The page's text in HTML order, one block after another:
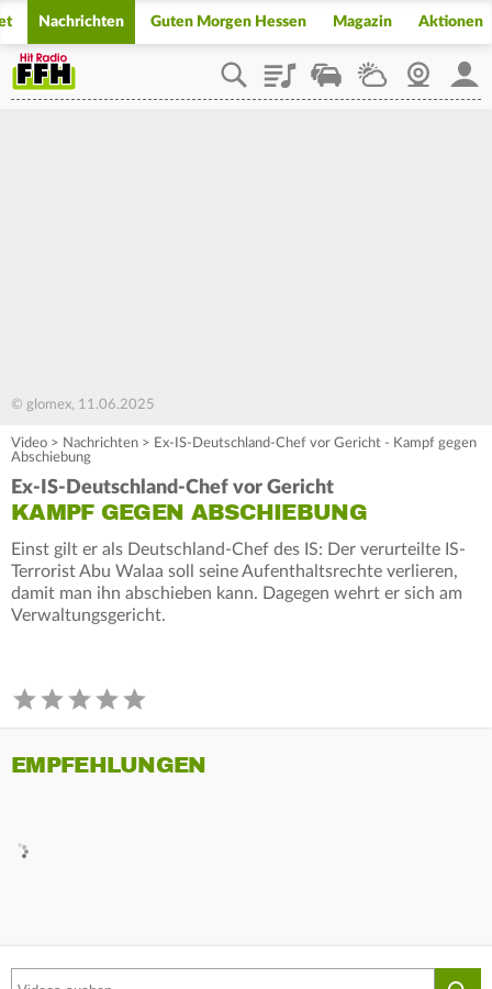
Nachrichten Guten Morgen Hessen Magazin Aktionen
PlaylistStaupilotWetterWebcam
© glomex, 11.06.2025
Video > Nachrichten > Ex-IS-Deutschland-Chef vor Gericht - Kampf gegen
Abschiebung
Ex-IS-Deutschland-Chef vor Gericht
KAMPF GEGEN ABSCHIEBUNG
Einst gilt er als Deutschland-Chef des IS: Der verurteilte IS-
Terrorist Abu Walaa soll seine Aufenthaltsrechte verlieren,
damit man ihn abschieben kann. Dagegen wehrt er sich am
Verwaltungsgericht.
EMPFEHLUNGEN